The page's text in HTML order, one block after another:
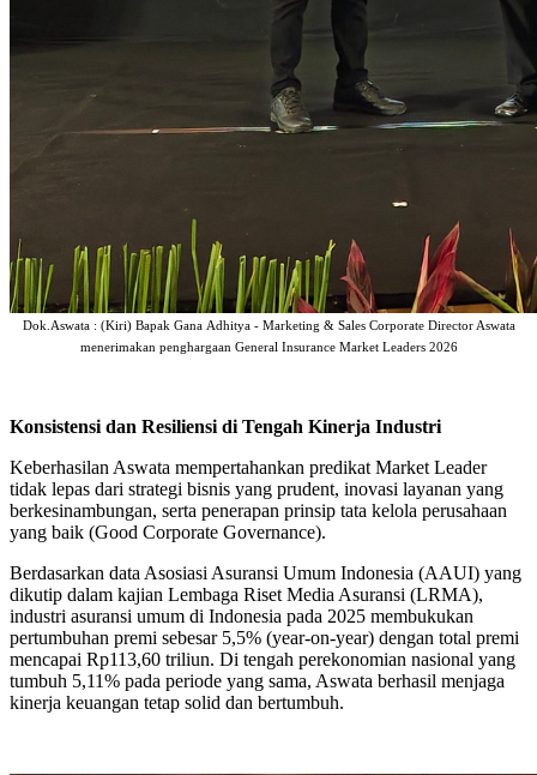
Dok.Aswata : (Kiri) Bapak GanaAdhitya - Marketing & Sales Corporate Director Aswata
menerimakan penghargaan General Insurance Market Leaders 2026
Konsistensi dan Resiliensi di Tengah Kinerja Industri
Keberhasilan Aswata mempertahankan predikat Market Leader
tidak lepas dari strategi bisnis yang prudent, inovasi layanan yang
berkesinambungan, serta penerapan prinsip tata kelola perusahaan
yang baik (Good Corporate Governance).
Berdasarkan data Asosiasi Asuransi Umum Indonesia (AAUI) yang
dikutip dalam kajian Lembaga Riset Media Asuransi (LRMA),
industri asuransi umum di Indonesia pada 2025 membukukan
pertumbuhan premi sebesar 5,5% (year-on-year) dengan total premi
mencapai Rp113,60 triliun. Di tengah perekonomian nasional yang
tumbuh 5,11% pada periode yang sama, Aswata berhasil menjaga
kinerja keuangan tetap solid dan bertumbuh.